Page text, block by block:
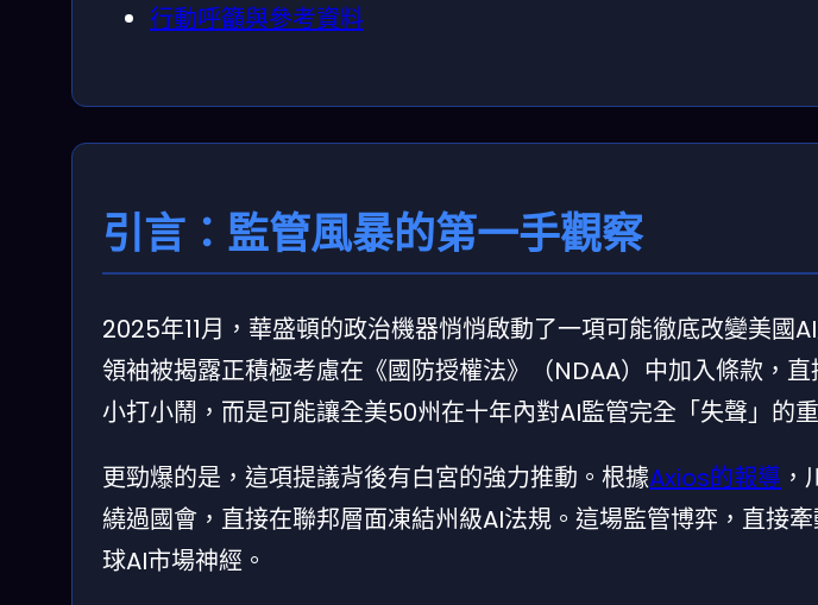
行動呼籲與參考資料
引言：監管風暴的第一手觀察
2025年11月，華盛頓的政治機器悄悄啟動了一項可能徹底改變美國
領袖被揭露正積極考慮在《國防授權法》（NDAA）中加入條款，
小打小鬧，而是可能讓全美50州在十年內對AI監管完全「失聲」的
更勁爆的是，這項提議背後有白宮的強力推動。根據Axios的報導
繞過國會，直接在聯邦層面凍結州級AI法規。這場監管博弈，直接
球AI市場神經。